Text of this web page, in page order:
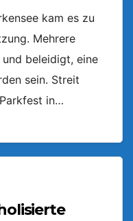
kam es zu
Mehrere
beleidigt, eine
sein. Streit
in…